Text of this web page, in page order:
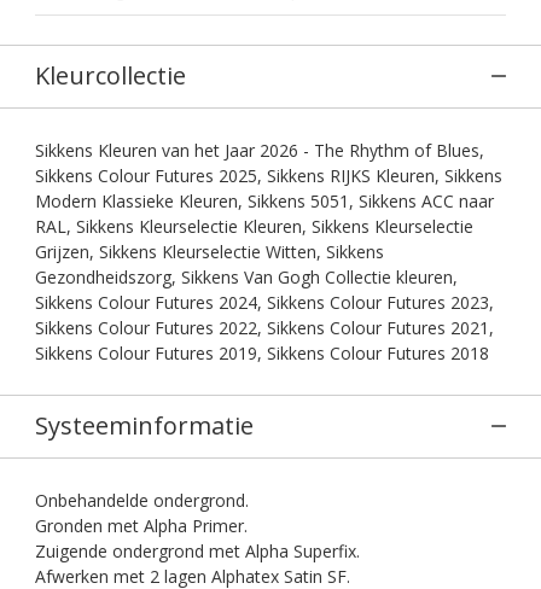
Kleurcollectie
Sikkens Kleuren van het Jaar 2026 - The Rhythm of Blues,
Sikkens Colour Futures 2025, Sikkens RIJKS Kleuren, Sikkens
Modern Klassieke Kleuren, Sikkens 5051, Sikkens ACC naar
RAL, Sikkens Kleurselectie Kleuren, Sikkens Kleurselectie
Grijzen, Sikkens Kleurselectie Witten, Sikkens
Gezondheidszorg, Sikkens Van Gogh Collectie kleuren,
Sikkens Colour Futures 2024, Sikkens Colour Futures 2023,
Sikkens Colour Futures 2022, Sikkens Colour Futures 2021,
Sikkens Colour Futures 2019, Sikkens Colour Futures 2018
Systeeminformatie
Onbehandelde ondergrond.
Gronden met Alpha Primer.
Zuigende ondergrond met Alpha Superfix.
Afwerken met 2 lagen Alphatex Satin SF.